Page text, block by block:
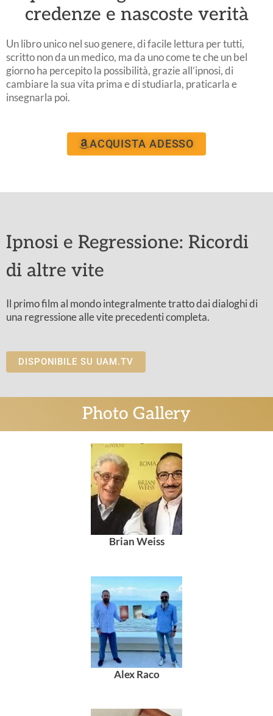
credenze e nascoste verità
Un libro unico nel suo genere, di facile lettura per tutti,
scritto non da un medico, ma da uno come te che un bel
giorno ha percepito la possibilità, grazie all’ipnosi, di
cambiare la sua vita prima e di studiarla, praticarla e
insegnarla poi.
ACQUISTA ADESSO
Ipnosi e Regressione: Ricordi
di altre vite
Il primo film al mondo integralmente tratto dai dialoghi di
una regressione alle vite precedenti completa.
DISPONIBILE SU UAM.TV
Photo Gallery
Brian Weiss
Alex Raco